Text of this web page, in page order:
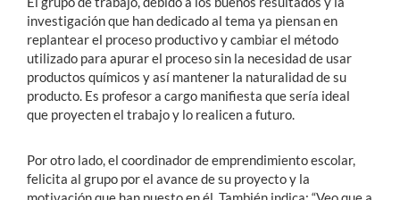
investigación que han dedicado al tema ya piensan en
replantear el proceso productivo y cambiar el método
utilizado para apurar el proceso sin la necesidad de usar
productos químicos y así mantener la naturalidad de su
producto. Es profesor a cargo manifiesta que sería ideal
que proyecten el trabajo y lo realicen a futuro.
Por otro lado, el coordinador de emprendimiento escolar,
felicita al grupo por el avance de su proyecto y la